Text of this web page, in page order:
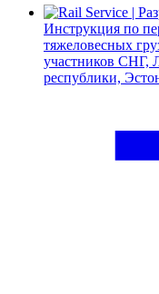
Инструкция по
тяжеловесных
участников СНГ,
республики,